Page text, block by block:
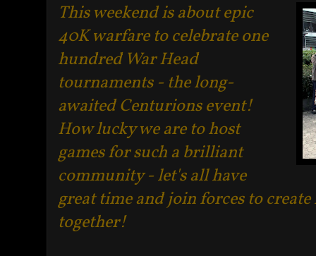
This weekend is about epic
40K warfare to celebrate one
hundred War Head
tournaments - the long-
awaited Centurions event!
How lucky we are to host
games for such a brilliant
community - let's all have
great time and join forces to
together!